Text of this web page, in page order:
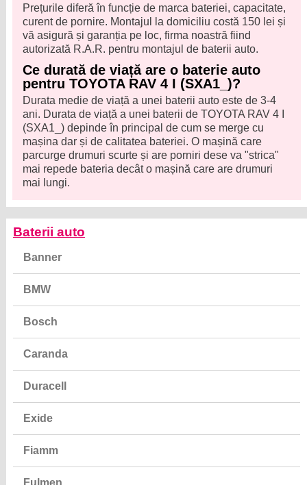
Prețurile diferă în funcție de marca bateriei, capacitate,
curent de pornire. Montajul la domiciliu costă 150 lei și
vă asigură și garanția pe loc, firma noastră fiind
autorizată R.A.R. pentru montajul de baterii auto.
Ce durată de viață are o baterie auto
pentru TOYOTA RAV 4 I (SXA1_)?
Durata medie de viață a unei baterii auto este de 3-4
ani. Durata de viață a unei baterii de TOYOTA RAV 4 I
(SXA1_) depinde în principal de cum se merge cu
mașina dar și de calitatea bateriei. O mașină care
parcurge drumuri scurte și are porniri dese va "strica"
mai repede bateria decât o mașină care are drumuri
mai lungi.
Baterii auto
Banner
BMW
Bosch
Caranda
Duracell
Exide
Fiamm